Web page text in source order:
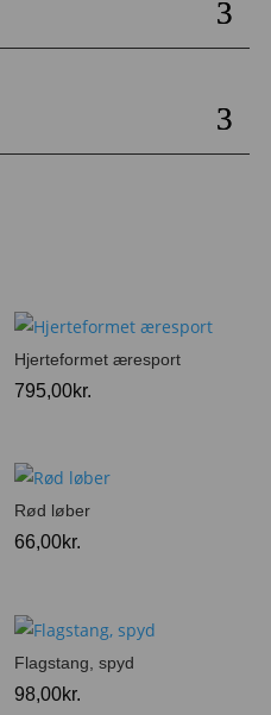
Hjerteformet æresport
795,00kr.
Rød løber
66,00kr.
Flagstang, spyd
98,00kr.